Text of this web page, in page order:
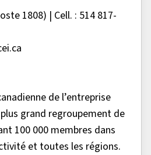
1808) | Cell. : 514 817-
de l’entreprise
grand regroupement de
100 000 membres dans
et toutes les régions.